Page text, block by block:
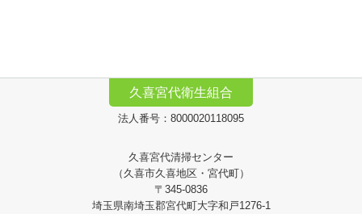
久喜宮代衛生組合
法人番号：8000020118095
久喜宮代清掃センター
（久喜市久喜地区・宮代町）
〒345-0836
埼玉県南埼玉郡宮代町大字和戸1276-1